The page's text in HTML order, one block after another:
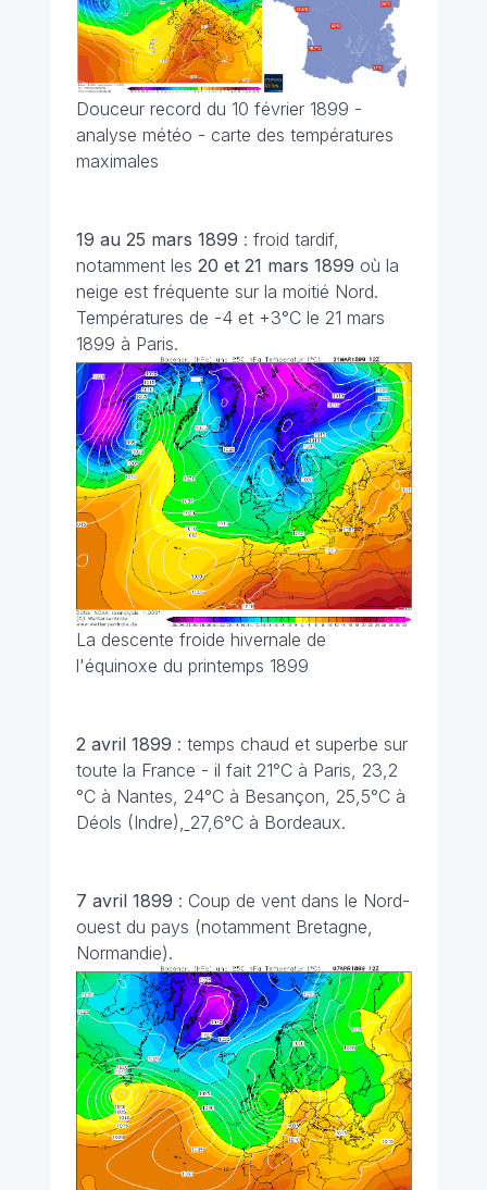
Douceur record du 10 février 1899 -
analyse météo - carte des températures
maximales
19 au 25 mars 1899 : froid tardif,
notamment les 20 et 21 mars 1899 où la
neige est fréquente sur la moitié Nord.
Températures de -4 et +3°C le 21 mars
1899 à Paris.
La descente froide hivernale de
l'équinoxe du printemps 1899
2 avril 1899 : temps chaud et superbe sur
toute la France - il fait 21°C à Paris, 23,2
°C à Nantes, 24°C à Besançon, 25,5°C à
Déols (Indre),
27,6°C à Bordeaux.
7 avril 1899 : Coup de vent dans le Nord-
ouest du pays (notamment Bretagne,
Normandie).